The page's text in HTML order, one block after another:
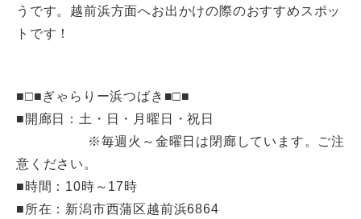
うです。越前浜方面へお出かけの際のおすすめスポッ
トです！
■□■ぎゃらりー浜つばき■□■
■開廊日：土・日・月曜日・祝日
※毎週火～金曜日は閉廊しています。ご注
意ください。
■時間：10時～17時
■所在：新潟市西蒲区越前浜6864